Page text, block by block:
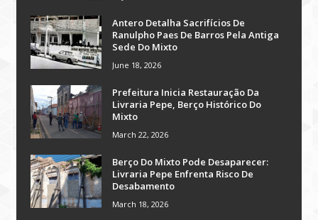
Antero Detalha Sacrifícios De
Ranulpho Paes De Barros Pela Antiga
Sede Do Mixto
June 18, 2026
Prefeitura Inicia Restauração Da
Livraria Pepe, Berço Histórico Do
Mixto
March 22, 2026
Berço Do Mixto Pode Desaparecer:
Livraria Pepe Enfrenta Risco De
Desabamento
March 18, 2026